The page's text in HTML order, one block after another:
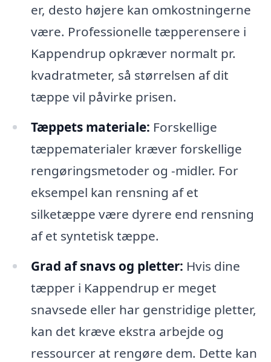
er, desto højere kan omkostningerne
være. Professionelle tæpperensere i
Kappendrup opkræver normalt pr.
kvadratmeter, så størrelsen af dit
tæppe vil påvirke prisen.
Tæppets materiale: Forskellige
tæppematerialer kræver forskellige
rengøringsmetoder og -midler. For
eksempel kan rensning af et
silketæppe være dyrere end rensning
af et syntetisk tæppe.
Grad af snavs og pletter: Hvis dine
tæpper i Kappendrup er meget
snavsede eller har genstridige pletter,
kan det kræve ekstra arbejde og
ressourcer at rengøre dem. Dette kan